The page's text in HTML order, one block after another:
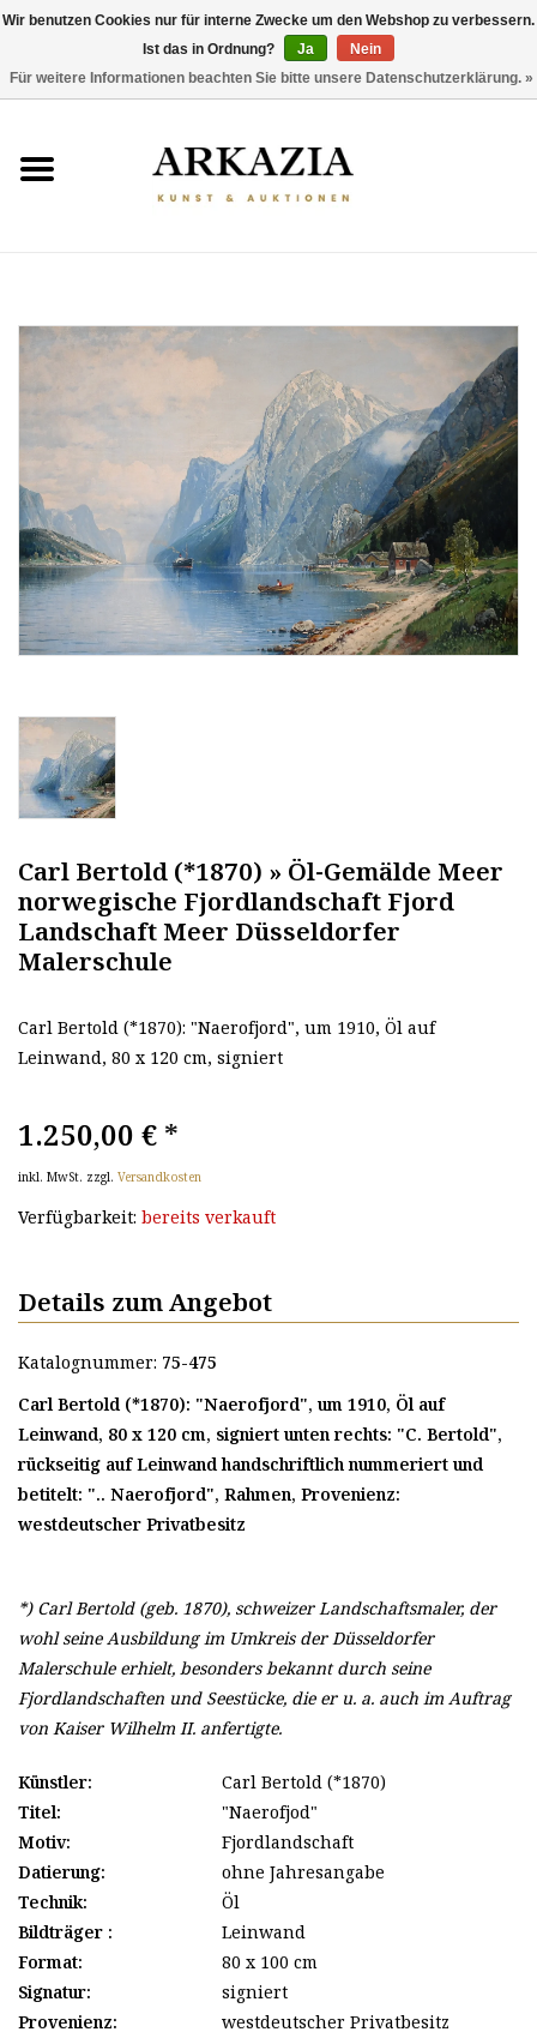
AKTUELLER KATALOG
THEMEN
ENTDECKEN
Carl Bertold (*1870) » Öl-Gemälde Meer
norwegische Fjordlandschaft Fjord
Landschaft Meer Düsseldorfer
Malerschule
Carl Bertold (*1870): "Naerofjord", um 1910, Öl auf
Leinwand, 80 x 120 cm, signiert
1.250,00 € *
inkl. MwSt. zzgl. Versandkosten
Verfügbarkeit: bereits verkauft
Details zum Angebot
Katalognummer: 75-475
Carl Bertold (*1870): "Naerofjord", um 1910, Öl auf
Leinwand, 80 x 120 cm, signiert unten rechts: "C. Bertold",
rückseitig auf Leinwand handschriftlich nummeriert und
betitelt: ".. Naerofjord", Rahmen, Provenienz:
westdeutscher Privatbesitz
*) Carl Bertold (geb. 1870), schweizer Landschaftsmaler, der
wohl seine Ausbildung im Umkreis der Düsseldorfer
Malerschule erhielt, besonders bekannt durch seine
Fjordlandschaften und Seestücke, die er u. a. auch im Auftrag
von Kaiser Wilhelm II. anfertigte.
Künstler:
Carl Bertold (*1870)
Titel:
"Naerofjod"
Motiv:
Fjordlandschaft
Datierung:
ohne Jahresangabe
Technik:
Öl
Bildträger :
Leinwand
Format:
80 x 100 cm
Signatur:
signiert
Provenienz:
westdeutscher Privatbesitz
Wir benutzen Cookies nur für interne Zwecke um den Webshop zu verbessern.
Ist das in Ordnung?
Ja
Nein
Für weitere Informationen beachten Sie bitte unsere Datenschutzerklärung. »